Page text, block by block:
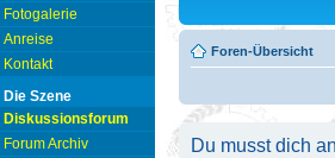
Fotogalerie
Anreise
Kontakt
Die Szene
Diskussionsforum
Forum Archiv
Foren-Übersicht
Du musst dich